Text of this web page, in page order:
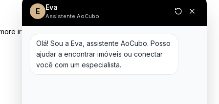
information)
E Eva
Assistente AoCubo
Olá! Sou a Eva, assistente AoCubo. Posso
ajudar a encontrar imóveis ou conectar
você com um especialista.